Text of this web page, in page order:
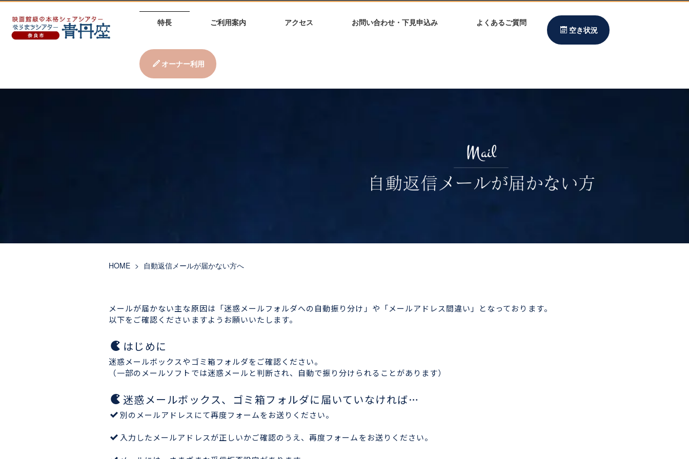
特長 ご利用案内 アクセス お問い合わせ・下見申込み よくあるご質問
空き状況
オーナー利用
HOME > 自動返信メールが届かない方へ
メールが届かない主な原因は「迷惑メールフォルダへの自動振り分け」や「メールアドレス間違い」となっております。
以下をご確認くださいますようお願いいたします。
はじめに
迷惑メールボックスやゴミ箱フォルダをご確認ください。
（一部のメールソフトでは迷惑メールと判断され、自動で振り分けられることがあります）
迷惑メールボックス、ゴミ箱フォルダに届いていなければ…
別のメールアドレスにて再度フォームをお送りください。
入力したメールアドレスが正しいかご確認のうえ、再度フォームをお送りください。
アクセス